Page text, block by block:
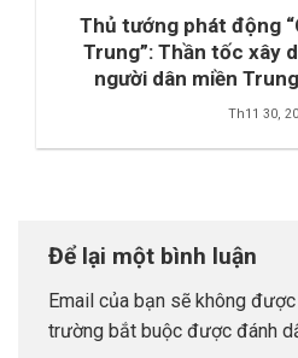
Thủ tướng phát động
Trung”: Thần tốc xây
người dân miền
Th11 30,
Để lại một bình luận
Email của bạn sẽ không
trường bắt buộc được đánh